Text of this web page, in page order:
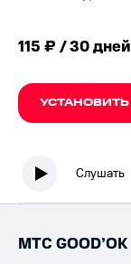
115 ₽ / 30 дней
УСТАНОВИТЬ
Слушать
МТС GOOD’OK